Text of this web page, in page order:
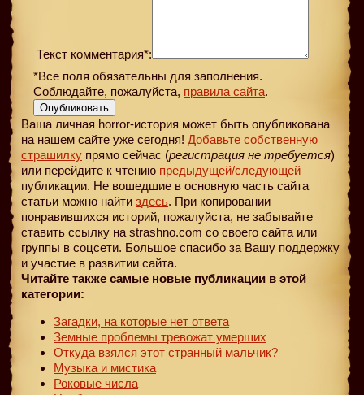
Текст комментария*:
*Все поля обязательны для заполнения.
Соблюдайте, пожалуйста, правила сайта.
Опубликовать
Ваша личная horror-история может быть опубликована
на нашем сайте уже сегодня! Добавьте собственную
страшилку прямо сейчас (регистрация не требуется)
или перейдите к чтению предыдущей/следующей
публикации. Не вошедшие в основную часть сайта
статьи можно найти здесь. При копировании
понравившихся историй, пожалуйста, не забывайте
ставить ссылку на strashno.com со своего сайта или
группы в соцсети. Большое спасибо за Вашу поддержку
и участие в развитии сайта.
Читайте также самые новые публикации в этой
категории:
Загадки, на которые нет ответа
Земные проблемы тревожат умерших
Откуда взялся этот странный мальчик?
Музыка и мистика
Роковые числа